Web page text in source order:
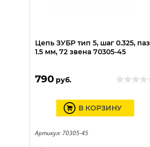
Цепь ЗУБР тип 5, шаг 0.325, паз
1.5 мм, 72 звена 70305-45
790 руб.
В КОРЗИНУ
Артикул: 70305-45